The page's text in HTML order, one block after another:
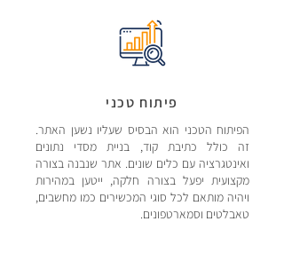
פיתוח טכני
הפיתוח הטכני הוא הבסיס שעליו נשען האתר.
זה כולל כתיבת קוד, בניית מסדי נתונים
ואינטגרציה עם כלים שונים. אתר שנבנה בצורה
מקצועית יפעל בצורה חלקה, ייטען במהירות
ויהיה מותאם לכל סוגי המכשירים כמו מחשבים,
טאבלטים וסמארטפונים.